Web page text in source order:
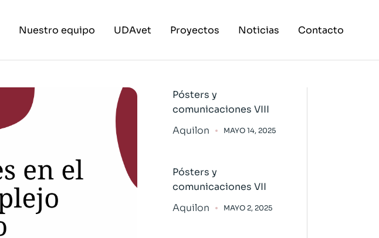
Nuestro equipo UDAvet Proyectos Noticias Contacto
Pósters y
comunicaciones VIII
Aquilon
MAYO 14, 2025
Pósters y
comunicaciones VII
Aquilon
MAYO 2, 2025